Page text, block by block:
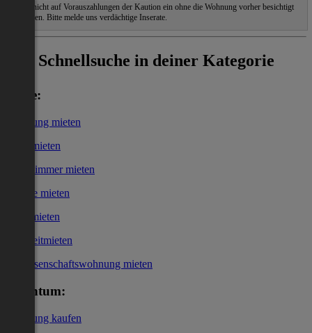
Gehe nicht auf Vorauszahlungen der Kaution ein ohne die Wohnung vorher besichtigt
zu haben. Bitte melde uns verdächtige Inserate.
Schnellsuche in deiner Kategorie
Miete:
Wohnung mieten
Haus mieten
WG-Zimmer mieten
Garage mieten
Büro mieten
Kurzzeitmieten
Genossenschaftswohnung mieten
Eigentum:
Wohnung kaufen